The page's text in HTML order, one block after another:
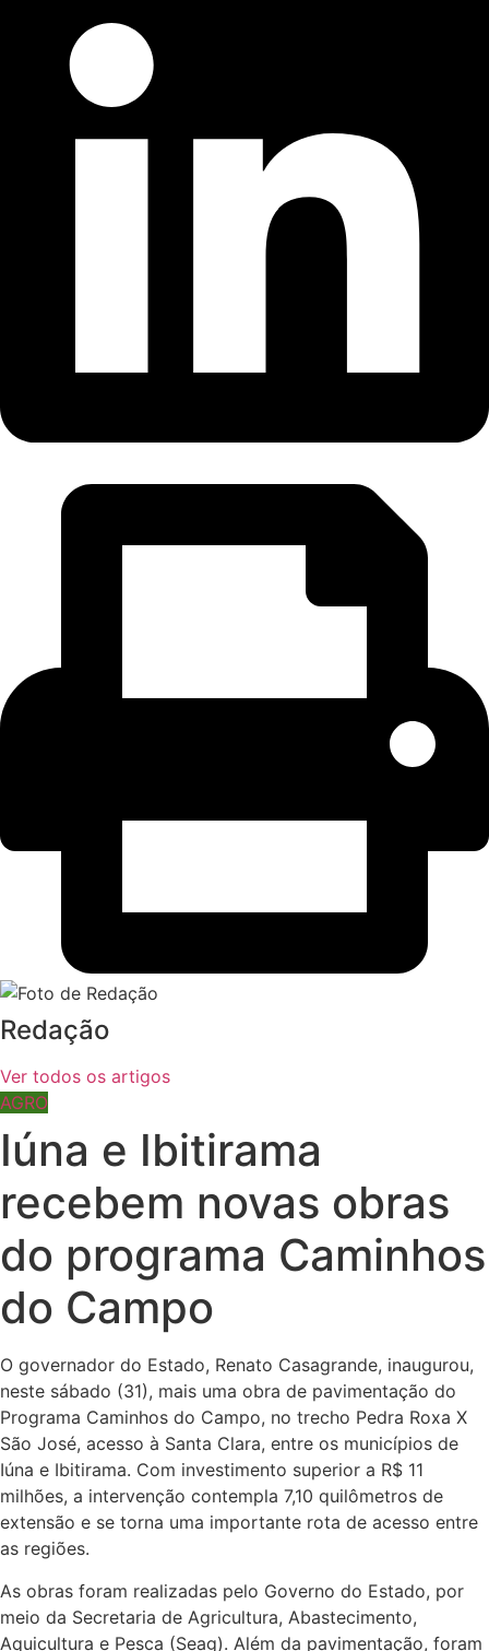
Redação
Ver todos os artigos
AGRO
Iúna e Ibitirama
recebem novas obras
do programa Caminhos
do Campo
O governador do Estado, Renato Casagrande, inaugurou,
neste sábado (31), mais uma obra de pavimentação do
Programa Caminhos do Campo, no trecho Pedra Roxa X
São José, acesso à Santa Clara, entre os municípios de
Iúna e Ibitirama. Com investimento superior a R$ 11
milhões, a intervenção contempla 7,10 quilômetros de
extensão e se torna uma importante rota de acesso entre
as regiões.
As obras foram realizadas pelo Governo do Estado, por
meio da Secretaria de Agricultura, Abastecimento,
Aquicultura e Pesca (Seag). Além da pavimentação, foram